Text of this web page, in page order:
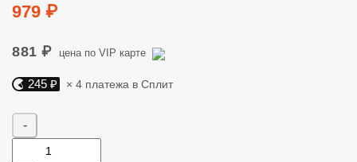
Цена
979 ₽
881 ₽ цена по VIP карте
Яндекс Сплит. 245 руб, 4 платежа в Сплит
245 ₽ × 4 платежа в Сплит